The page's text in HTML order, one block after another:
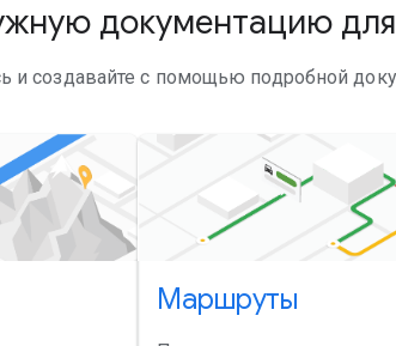
документацию
и создавайте с помощью подробной
Маршруты